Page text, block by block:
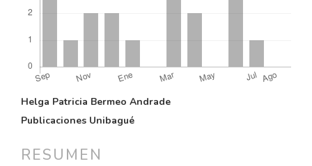
CONTENIDO
PRINCIPAL
ARTÍCULO
Helga Patricia Bermeo Andrade
Publicaciones Unibagué
RESUMEN